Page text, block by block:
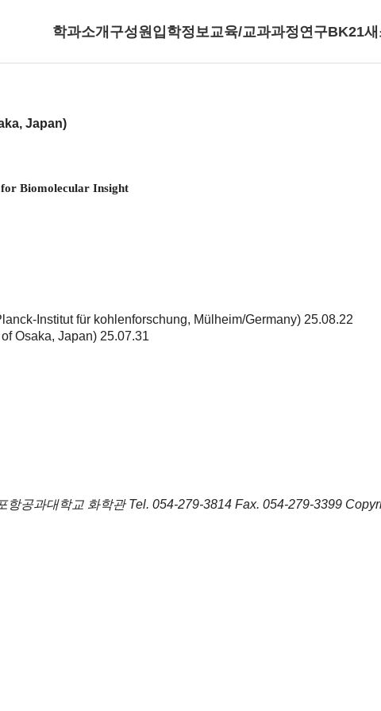
학과소개 구성원입학정보교육/교과과정연구BK21새
Japan)
Biomolecular Insight
Institut für kohlenforschung, Mülheim/Germany) 25.08.22
Osaka, Japan) 25.07.31
항공과대학교 화학관 Tel. 054-279-3814 Fax. 054-279-3399